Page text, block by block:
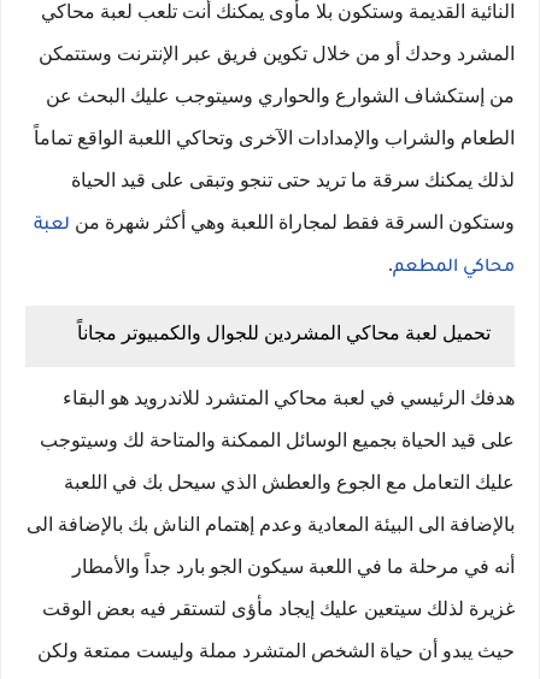
النائية القديمة وستكون بلا مأوى يمكنك أنت تلعب لعبة محاكي
المشرد وحدك أو من خلال تكوين فريق عبر الإنترنت وستتمكن
من إستكشاف الشوارع والحواري وسيتوجب عليك البحث عن
الطعام والشراب والإمدادات الآخرى وتحاكي اللعبة الواقع تماماً
لذلك يمكنك سرقة ما تريد حتى تنجو وتبقى على قيد الحياة
وستكون السرقة فقط لمجاراة اللعبة وهي أكثر شهرة من لعبة
محاكي المطعم.
تحميل لعبة محاكي المشردين للجوال والكمبيوتر مجاناً
هدفك الرئيسي في لعبة محاكي المتشرد للاندرويد هو البقاء
على قيد الحياة بجميع الوسائل الممكنة والمتاحة لك وسيتوجب
عليك التعامل مع الجوع والعطش الذي سيحل بك في اللعبة
بالإضافة الى البيئة المعادية وعدم إهتمام الناش بك بالإضافة الى
أنه في مرحلة ما في اللعبة سيكون الجو بارد جداً والأمطار
غزيرة لذلك سيتعين عليك إيجاد مأؤى لتستقر فيه بعض الوقت
حيث يبدو أن حياة الشخص المتشرد مملة وليست ممتعة ولكن